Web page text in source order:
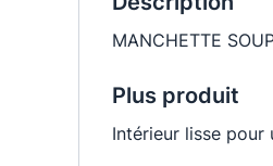
MANCHETTE
Plus produit
Intérieur lisse pour